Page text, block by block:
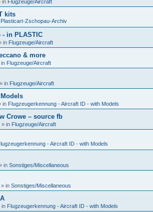
in Flugzeuge/Aircraft
kits
Plasticart-Zschopau-Archiv
- in PLASTIC
in Flugzeuge/Aircraft
& more
in Flugzeuge/Aircraft
» in Flugzeuge/Aircraft
in Flugzeugerkennung - Aircraft ID - with Models
Crowe – source fb
» in Flugzeuge/Aircraft
- Aircraft ID - with Models
in Sonstiges/Miscellaneous
» in Sonstiges/Miscellaneous
in Flugzeugerkennung - Aircraft ID - with Models